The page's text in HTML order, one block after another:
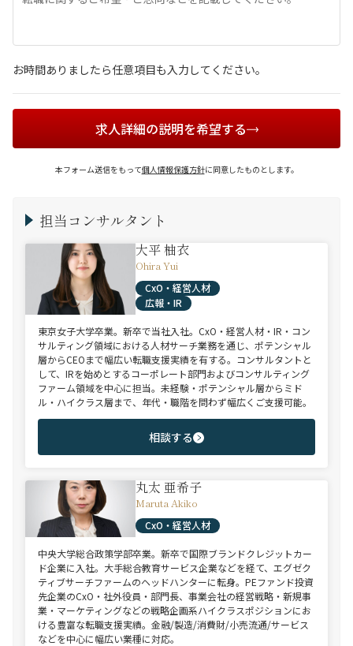
お時間ありましたら任意項目も入力してください。
求人詳細の説明を希望する
本フォーム送信をもって個人情報保護方針に同意したものとします。
担当コンサルタント
大平 柚衣
Ohira Yui
CxO・経営人材
広報・IR
東京女子大学卒業。新卒で当社入社。CxO・経営人材・IR・コン
サルティング領域における人材サーチ業務を通じ、ポテンシャル
層からCEOまで幅広い転職支援実績を有する。コンサルタントと
して、IRを始めとするコーポレート部門およびコンサルティング
ファーム領域を中心に担当。未経験・ポテンシャル層からミド
ル・ハイクラス層まで、年代・職階を問わず幅広くご支援可能。
相談する
丸太 亜希子
Maruta Akiko
CxO・経営人材
中央大学総合政策学部卒業。新卒で国際ブランドクレジットカー
ド企業に入社。大手総合教育サービス企業などを経て、エグゼク
ティブサーチファームのヘッドハンターに転身。PEファンド投資
先企業のCxO・社外役員・部門長、事業会社の経営戦略・新規事
業・マーケティングなどの戦略企画系ハイクラスポジションにお
ける豊富な転職支援実績。金融/製造/消費財/小売流通/サービス
などを中心に幅広い業種に対応。